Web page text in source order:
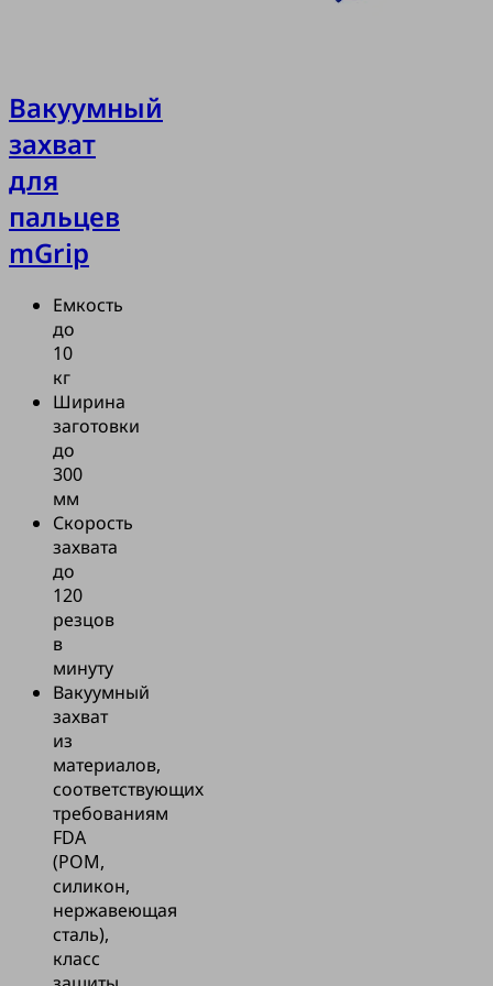
Вакуумный
захват
для
пальцев
mGrip
Емкость
до
10
кг
Ширина
заготовки
до
300
мм
Скорость
захвата
до
120
резцов
в
минуту
Вакуумный
захват
из
материалов,
соответствующих
требованиям
FDA
(POM,
силикон,
нержавеющая
сталь),
класс